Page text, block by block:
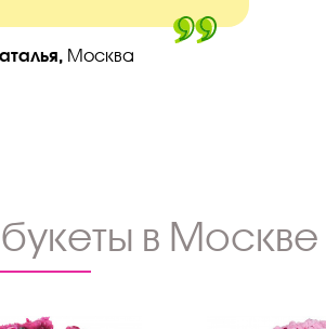
Москва
в Москве